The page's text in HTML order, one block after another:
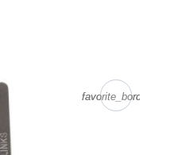
favorite_border
favorite_border